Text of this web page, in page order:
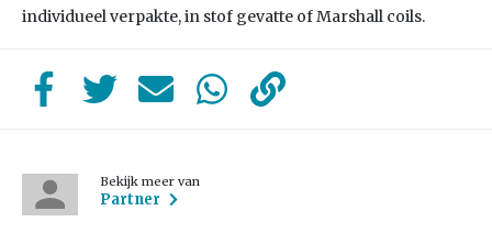
individueel verpakte, in stof gevatte of Marshall coils.
Bekijk meer van
Partner